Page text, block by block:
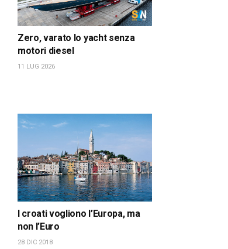
Zero, varato lo yacht senza
motori diesel
11 LUG 2026
I croati vogliono l’Europa, ma
non l’Euro
28 DIC 2018